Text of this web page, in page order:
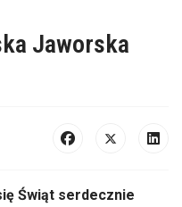
Jaworska
Świąt serdecznie